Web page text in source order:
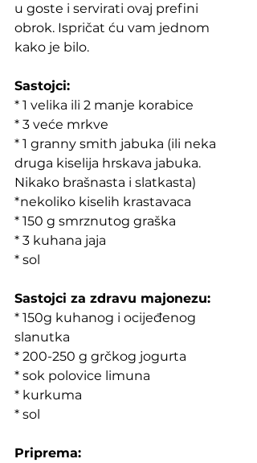
u goste i servirati ovaj prefini
obrok. Ispričat ću vam jednom
kako je bilo.
Sastojci:
* 1 velika ili 2 manje korabice
* 3 veće mrkve
* 1 granny smith jabuka (ili neka
druga kiselija hrskava jabuka.
Nikako brašnasta i slatkasta)
*nekoliko kiselih krastavaca
* 150 g smrznutog graška
* 3 kuhana jaja
* sol
Sastojci za zdravu majonezu:
* 150g kuhanog i ocijeđenog
slanutka
* 200-250 g grčkog jogurta
* sok polovice limuna
* kurkuma
* sol
Priprema: